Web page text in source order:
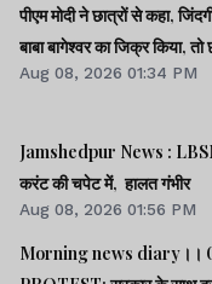
पीएम मोदी ने छात्रों से कहा,
बाबा बागेश्वर का जिक्र किया,
Aug 08, 2026 01:34 PM
Jamshedpur News : LBSM
करंट की चपेट में, हालत गंभीर
Aug 08, 2026 01:56 PM
Morning news diary।।